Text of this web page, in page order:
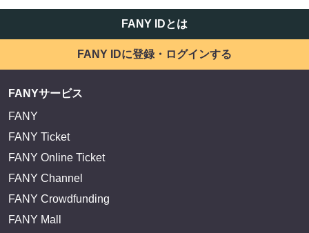
FANY IDとは
FANY IDに登録・ログインする
FANYサービス
FANY
FANY Ticket
FANY Online Ticket
FANY Channel
FANY Crowdfunding
FANY Mall